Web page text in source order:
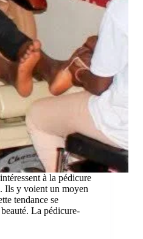
à la pédicure
Ils y voient un moyen
tendance se
La pédicure-